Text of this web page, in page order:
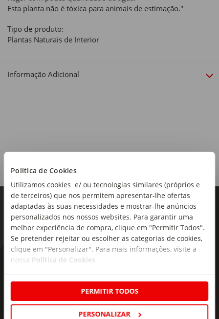
Política de Cookies
Utilizamos cookies e/ ou tecnologias similares (próprios e
de terceiros) que nos permitem apresentar-lhe ofertas
adaptadas às suas necessidades e mostrar-lhe anúncios
personalizados nos nossos websites. Para garantir uma
melhor experiência de compra, clique em "Permitir Todos".
Se pretender rejeitar ou escolher as categorias de cookies,
clique em "Personalizar". Para mais informações, visite a
nossa Política de Cookies
PERMITIR TODOS
PERSONALIZAR
Esta planta não é tóxica para animais de estimação."
Tipo de produto:
Plantas Naturais de Interior
Informação Adicional
As novidades mais frescas no
Subscreva e descubra campanhas exclusivas,
ofertas e novidades para si.